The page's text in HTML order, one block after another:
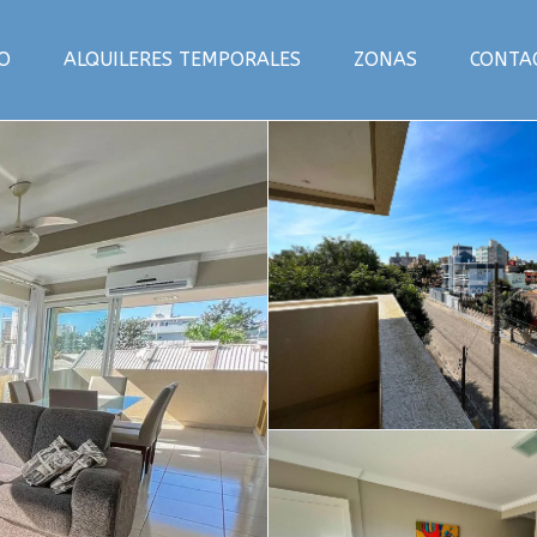
ALQUILERES TEMPORALES ZONAS